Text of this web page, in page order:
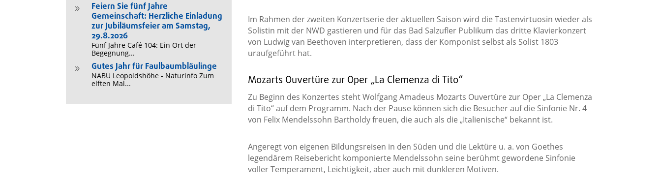
9
Feiern Sie fünf Jahre
Gemeinschaft: Herzliche Einladung
zur Jubiläumsfeier am Samstag,
29.8.2026
Fünf Jahre Café 104: Ein Ort der
Begegnung...
9 Gutes Jahr für Faulbaumbläulinge
NABU Leopoldshöhe - Naturinfo Zum
elften Mal...
Im Rahmen der zweiten Konzertserie der aktuellen Saison wird die Tastenvirtuosin wieder als
Solistin mit der NWD gastieren und für das Bad Salzufler Publikum das dritte Klavierkonzert
von Ludwig van Beethoven interpretieren, dass der Komponist selbst als Solist 1803
uraufgeführt hat.
Mozarts Ouvertüre zur Oper „La Clemenza di Tito“
Zu Beginn des Konzertes steht Wolfgang Amadeus Mozarts Ouvertüre zur Oper „La Clemenza
di Tito“ auf dem Programm. Nach der Pause können sich die Besucher auf die Sinfonie Nr. 4
von Felix Mendelssohn Bartholdy freuen, die auch als die „Italienische“ bekannt ist.
Angeregt von eigenen Bildungsreisen in den Süden und die Lektüre u. a. von Goethes
legendärem Reisebericht komponierte Mendelssohn seine berühmt gewordene Sinfonie
voller Temperament, Leichtigkeit, aber auch mit dunkleren Motiven.